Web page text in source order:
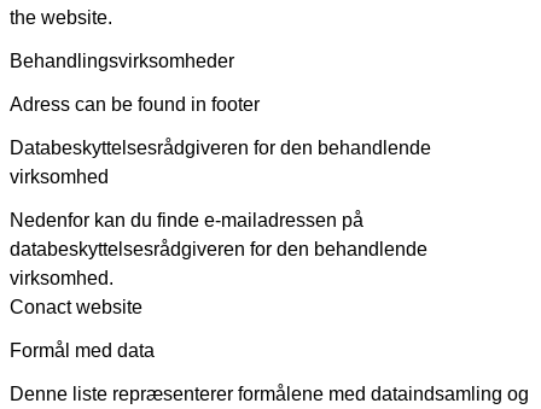
the website.
Behandlingsvirksomheder
Adress can be found in footer
Databeskyttelsesrådgiveren for den behandlende
virksomhed
Nedenfor kan du finde e-mailadressen på
databeskyttelsesrådgiveren for den behandlende
virksomhed.
Conact website
Formål med data
Denne liste repræsenterer formålene med dataindsamling og